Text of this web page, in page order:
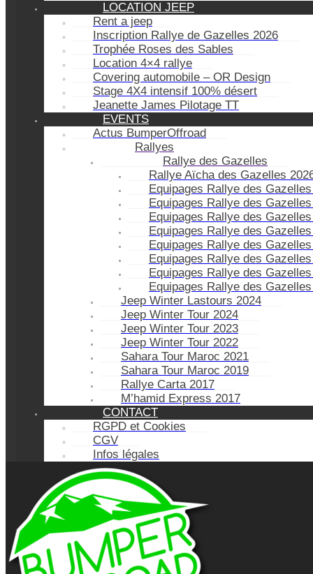
LOCATION JEEP
Rent a jeep
Inscription Rallye de Gazelles 2026
Trophée Roses des Sables
Location 4×4 rallye
Covering automobile – OR Design
Stage 4X4 intensif 100% désert
Jeanette James Pilotage TT
EVENTS
Actus BumperOffroad
Rallyes
Rallye des Gazelles
Rallye Aïcha des Gazelles
Equipages Rallye des
Equipages Rallye des
Equipages Rallye des
Equipages Rallye des
Equipages Rallye des
Equipages Rallye des
Equipages Rallye des
Equipages Rallye des
Jeep Winter Lastours 2024
Jeep Winter Tour 2024
Jeep Winter Tour 2023
Jeep Winter Tour 2022
Sahara Tour Maroc 2021
Sahara Tour Maroc 2019
Rallye Carta 2017
M’hamid Express 2017
CONTACT
RGPD et Cookies
CGV
Infos légales